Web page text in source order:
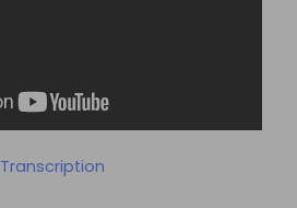
Transcription